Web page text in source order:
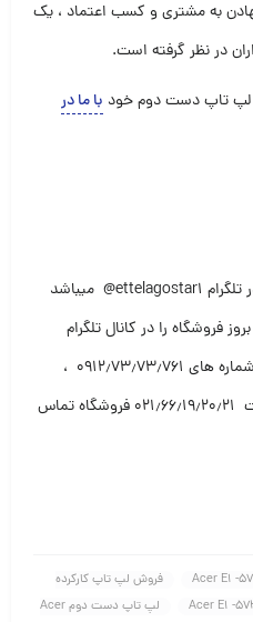
به مشتری و کسب اعتماد ، یک
در نظر گرفته است.
لپ تاپ دست دوم خود با ما در
آدرس کانال فروشگاه اطلاع گستر در تلگرام ettelagostar1@ میباشد
فروشگاه را در کانال تلگرام
مشاهده کنید و در صورت پسند با شماره های ۰۹۱۲٫۷۳٫۷۳٫۷۶۱ ،
۰۹۱۲٫۱۰۱٫۱۸٫۰۴ و یا با شماره ثابت ۰۲۱٫۶۶٫۱۹٫۲۰٫۲۱ فروشگاه تماس
فروش لپ تاپ کارکرده
لپ تاپ دست دوم Acer